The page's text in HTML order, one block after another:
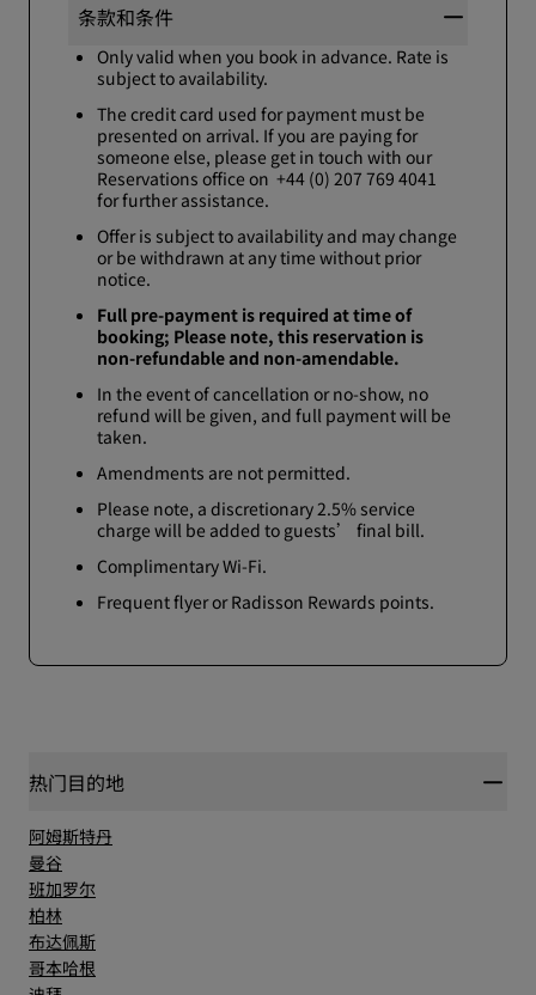
条款和条件
Only valid when you book in advance. Rate is
subject to availability.​
The credit card used for payment must be
presented on arrival. If you are paying for
someone else, please get in touch with our
Reservations office on +44 (0) 207 769 4041
for further assistance.​
Offer is subject to availability and may change
or be withdrawn at any time without prior
notice.​
Full pre-payment is required at time of
booking; Please note, this reservation is
non-refundable and non-amendable.
In the event of cancellation or no-show, no
refund will be given, and full payment will be
taken.
Amendments are not permitted.
Please note, a discretionary 2.5% service
charge will be added to guests’ final bill.
Complimentary Wi-Fi.
Frequent flyer or Radisson Rewards points.
热门目的地
阿姆斯特丹
曼谷
班加罗尔
柏林
布达佩斯
哥本哈根